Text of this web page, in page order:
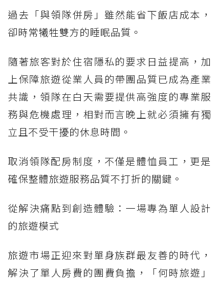
過去「與領隊併房」雖然能省下飯店成本，
卻時常犧牲雙方的睡眠品質。
隨著旅客對於住宿隱私的要求日益提高，加
上保障旅遊從業人員的帶團品質已成為產業
共識，領隊在白天需要提供高強度的專業服
務與危機處理，相對而言晚上就必須擁有獨
立且不受干擾的休息時間。
取消領隊配房制度，不僅是體恤員工，更是
確保整體旅遊服務品質不打折的關鍵。
從解決痛點到創造體驗：一場專為單人設計
的旅遊模式
旅遊市場正迎來對單身族群最友善的時代，
解決了單人房費的團費負擔，「何時旅遊」